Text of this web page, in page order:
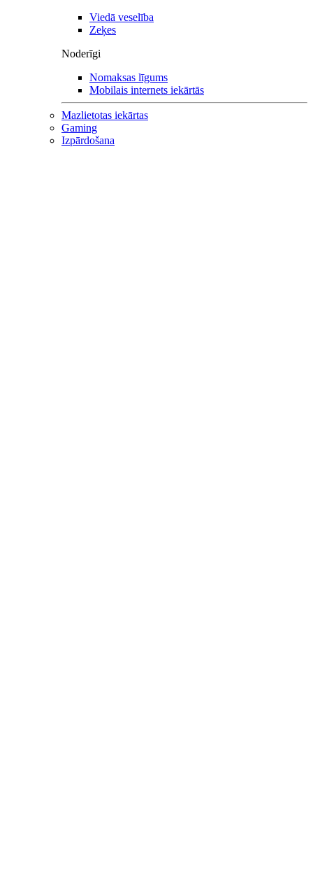
Viedā veselība
Zeķes
Noderīgi
Nomaksas līgums
Mobilais internets iekārtās
Mazlietotas iekārtas
Gaming
Izpārdošana